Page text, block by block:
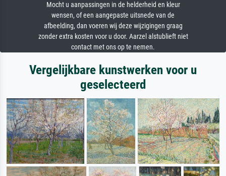
Mocht u aanpassingen in de helderheid en kleur
wensen, of een aangepaste uitsnede van de
afbeelding, dan voeren wij deze wijzigingen graag
zonder extra kosten voor u door. Aarzel alstublieft niet
contact met ons op te nemen.
Vergelijkbare kunstwerken voor u
geselecteerd